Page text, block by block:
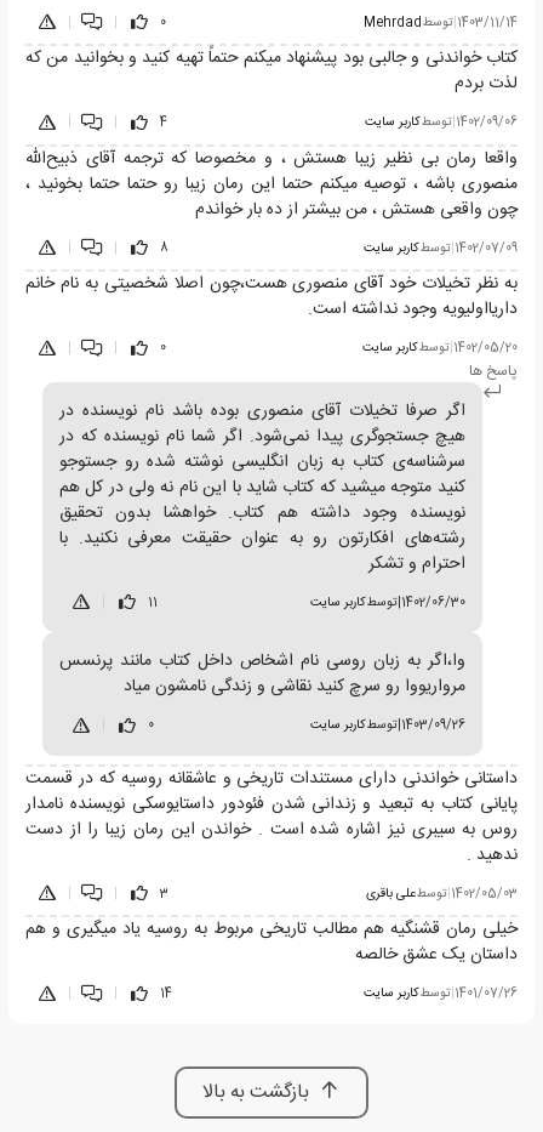
1403/11/14
|توسطMehrdad
0
|
|
کتاب خواندنی و جالبی بود پیشنهاد میکنم حتماً تهیه کنید و بخوانید من که
لذت بردم
1402/09/06
|توسطکاربر سایت 4
|
|
واقعا رمان بی نظیر زیبا هستش ، و مخصوصا که ترجمه آقای ذبیح‌الله
منصوری باشه ، توصیه میکنم حتما این رمان زیبا رو حتما حتما بخونید ،
چون واقعی هستش ، من بیشتر از ده بار خواندم
1402/07/09
|توسطکاربر سایت 8
|
|
به نظر تخیلات خود آقای منصوری هست،چون اصلا شخصیتی به نام خانم
داریااولیویه وجود نداشته است.
1402/05/20
|توسطکاربر سایت 0
|
|
پاسخ ها
اگر صرفا تخیلات آقای منصوری بوده باشد نام نویسنده در
هیچ جستجوگری پیدا نمی‌شود. اگر شما نام نویسنده که در
سرشناسه‌ی کتاب به زبان انگلیسی نوشته شده رو جستوجو
کنید متوجه میشید که کتاب شاید با این نام نه ولی در کل هم
نویسنده وجود داشته هم کتاب. خواهشا بدون تحقیق
رشته‌های افکارتون رو به عنوان حقیقت معرفی نکنید. با
احترام و تشکر
1402/06/30
|توسطکاربر سایت 11
وا،اگر به زبان روسی نام اشخاص داخل کتاب مانند پرنسس
مرواریووا رو سرچ کنید نقاشی و زندگی نامشون میاد
1403/09/26
|توسطکاربر سایت 0
داستانی خواندنی دارای مستندات تاریخی و عاشقانه روسیه که در قسمت
پایانی کتاب به تبعید و زندانی شدن فئودور داستایوسکی نویسنده نامدار
روس به سیبری نیز اشاره شده است . خواندن این رمان زیبا را از دست
ندهید .
1402/05/03
|توسطعلی باقری 3
|
|
خیلی رمان قشنگیه هم مطالب تاریخی مربوط به روسیه یاد میگیری و هم
داستان یک عشق خالصه
1401/07/26
|توسطکاربر سایت 14
|
|
بازگشت به بالا